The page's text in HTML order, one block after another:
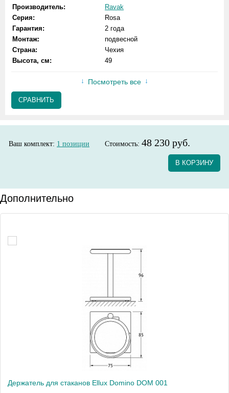
Производитель:
Ravak
Серия:
Rosa
Гарантия:
2 года
Монтаж:
подвесной
Страна:
Чехия
Высота, см:
49
Посмотреть все
СРАВНИТЬ
Ваш комплект: 1 позиции Стоимость: 48 230 руб.
В КОРЗИНУ
Дополнительно
Держатель для стаканов Ellux Domino DOM 001